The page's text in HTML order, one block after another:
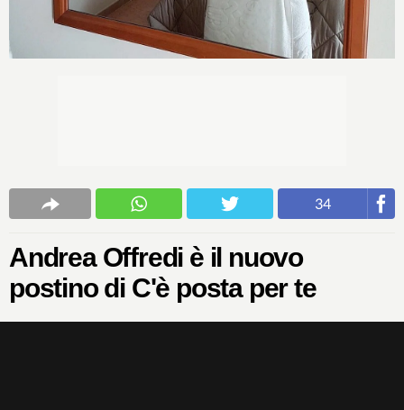
34
Andrea Offredi è il nuovo
postino di C'è posta per te